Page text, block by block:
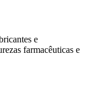
e
farmacêuticas e